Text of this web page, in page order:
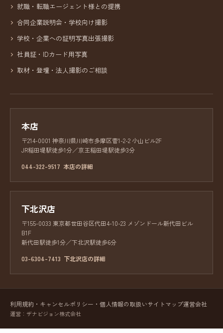
就職・転職エージェント様との提携
合同企業説明会・学校向け撮影
学校・企業への証明写真出張撮影
社員証・IDカード用写真
取材・登壇・法人撮影のご相談
本店
〒214-0001 神奈川県川崎市多摩区菅1-2-2 小山ビル2F
JR稲田堤駅徒歩1分／京王稲田堤駅徒歩3分
044-322-9517 本店の詳細
下北沢店
〒155-0033 東京都世田谷区代田4-10-23 メゾンドール新代田ビル
B1F
新代田駅徒歩1分／下北沢駅徒歩6分
03-6304-7413 下北沢店の詳細
利用規約・キャンセルポリシー・個人情報の取扱いサイトマップ運営会社
運営：ザナビジョン株式会社